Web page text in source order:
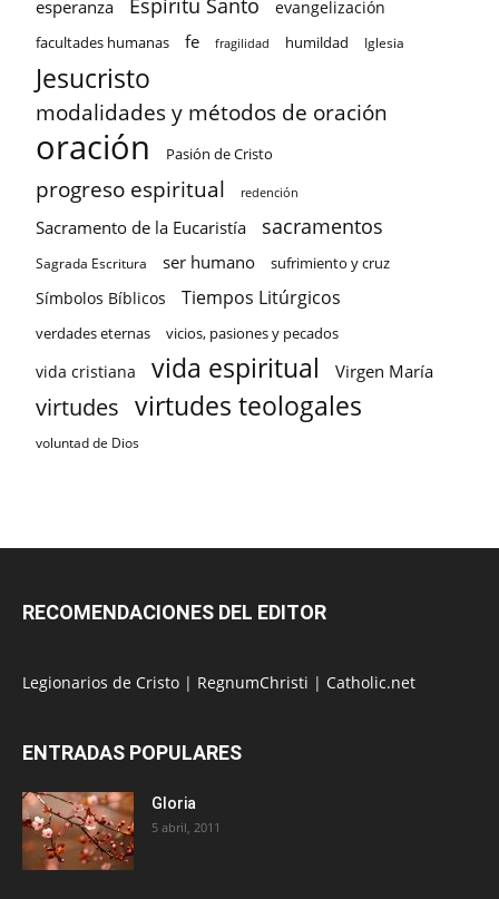
esperanza Espíritu Santo evangelización
facultades humanas fe fragilidad humildad Iglesia
Jesucristo
modalidades y métodos de oración
oración Pasión de Cristo
progreso espiritual redención
Sacramento de la Eucaristía sacramentos
Sagrada Escritura ser humano sufrimiento y cruz
Símbolos Bíblicos Tiempos Litúrgicos
verdades eternas vicios, pasiones y pecados
vida cristiana vida espiritual Virgen María
virtudes virtudes teologales
voluntad de Dios
RECOMENDACIONES DEL EDITOR
Legionarios de Cristo | RegnumChristi | Catholic.net
ENTRADAS POPULARES
Gloria
5 abril, 2011